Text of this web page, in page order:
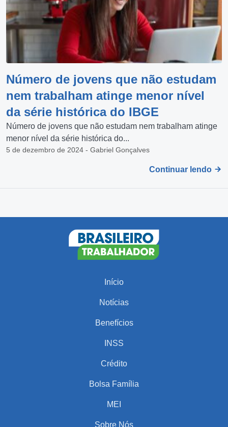
Número de jovens que não estudam
nem trabalham atinge menor nível
da série histórica do IBGE
Número de jovens que não estudam nem trabalham atinge
menor nível da série histórica do...
5 de dezembro de 2024 - Gabriel Gonçalves
Continuar lendo
Início
Notícias
Benefícios
INSS
Crédito
Bolsa Família
MEI
Sobre Nós